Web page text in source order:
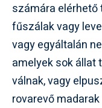
számára
fűszálak vagy
vagy egyáltalán
amelyek sok állat
válnak, vagy
rovarevő